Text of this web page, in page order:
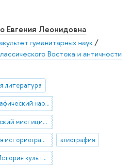
Евгения Леонидовна
гуманитарных наук/
Востока и античности
литература
автобиографический нарратив
мусульманский мистицизм
персидская историография агиография
13.09.00 История культуры. История изучения культуры